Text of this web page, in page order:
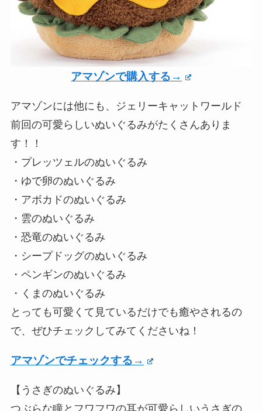
アマゾンで購入する→
アマゾンには他にも、ジェリーキャットワールド
前回の可愛らしいぬいぐるみがたくさんありま
す！！
・プレッツェルのぬいぐるみ
・ゆで卵のぬいぐるみ
・アボカドのぬいぐるみ
・雲のぬいぐるみ
・恐竜のぬいぐるみ
・シープドッグのぬいぐるみ
・ペンギンのぬいぐるみ
・くまのぬいぐるみ
とっても可愛くて見ているだけでも癒やされるの
で、ぜひチェックしてみてくださいね！
アマゾンでチェックする→
【うさぎのぬいぐるみ】
つぶらな瞳とフワフワの耳が可愛らしいうさぎの